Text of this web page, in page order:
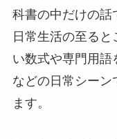
科書の中だけの話
日常生活の至る
い数式や専門用語
などの日常シーン
ます。